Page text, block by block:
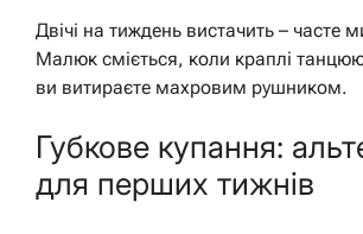
Двічі на тиждень вистачить – часте
Малюк сміється, коли краплі
ви витираєте махровим рушником.
Губкове купання:
для перших тижнів